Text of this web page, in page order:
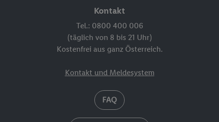
Kontakt
Tel.: 0800 400 006
(täglich von 8 bis 21 Uhr)
Kostenfrei aus ganz Österreich.
Kontakt und Meldesystem
FAQ